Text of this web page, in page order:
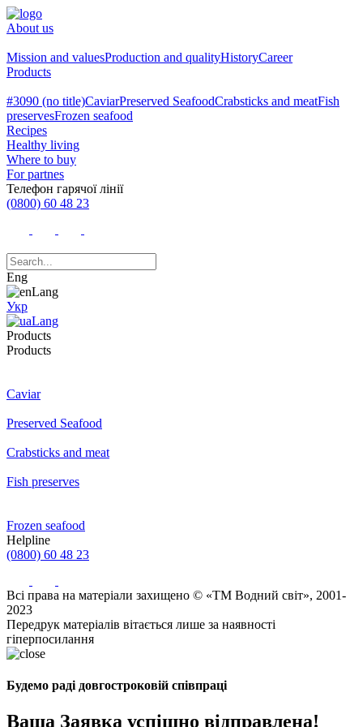
About us
Mission and valuesProduction and qualityHistoryCareer
Products
#3090 (no title)CaviarPreserved SeafoodCrabsticks and meatFish
preservesFrozen seafood
Recipes
Healthy living
Where to buy
For partnes
Телефон гарячої лінії
(0800) 60 48 23
Eng
Укр
Products
Products
Caviar
Preserved Seafood
Crabsticks and meat
Fish preserves
Frozen seafood
Helpline
(0800) 60 48 23
Всі права на матеріали захищено © «ТМ Водний світ», 2001-
2023
Передрук матеріалів вітається лише за наявності
гіперпосилання
Будемо раді довгостроковій співпраці
Ваша Заявка успішно відправлена!